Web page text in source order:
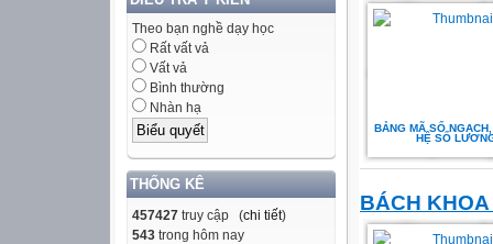
Theo bạn nghề dạy học
Rất vất vả
Vất vả
Bình thường
Nhàn hạ
THỐNG KÊ
457427 truy cập (chi tiết)
543 trong hôm nay
BẢNG MÃ SỐ
HỆ SỐ
BÁCH